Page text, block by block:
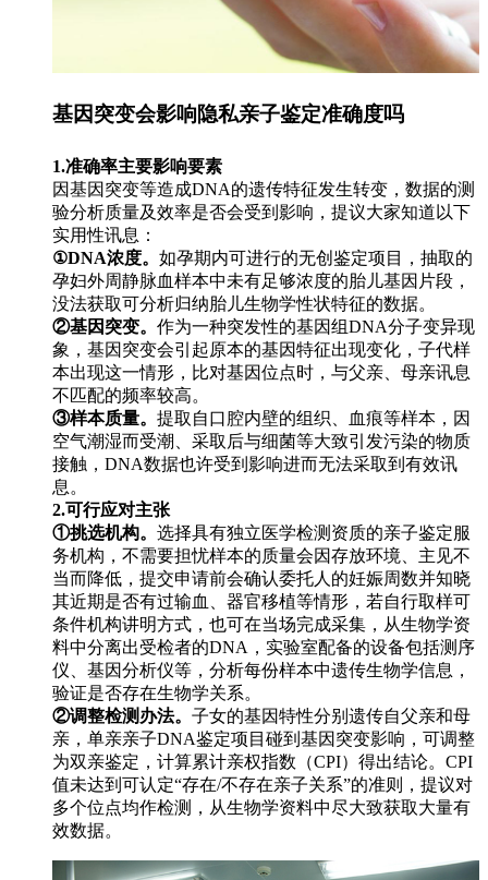
基因突变会影响隐私亲子鉴定准确度吗
1.准确率主要影响要素
因基因突变等造成DNA的遗传特征发生转变，数据的测
验分析质量及效率是否会受到影响，提议大家知道以下
实用性讯息：
①DNA浓度。 如孕期内可进行的无创鉴定项目，抽取的
孕妇外周静脉血样本中未有足够浓度的胎儿基因片段，
没法获取可分析归纳胎儿生物学性状特征的数据。
②基因突变。 作为一种突发性的基因组DNA分子变异现
象，基因突变会引起原本的基因特征出现变化，子代样
本出现这一情形，比对基因位点时，与父亲、母亲讯息
不匹配的频率较高。
③样本质量。 提取自口腔内壁的组织、血痕等样本，因
空气潮湿而受潮、采取后与细菌等大致引发污染的物质
接触，DNA数据也许受到影响进而无法采取到有效讯
息。
2.可行应对主张
①挑选机构。 选择具有独立医学检测资质的亲子鉴定服
务机构，不需要担忧样本的质量会因存放环境、主见不
当而降低，提交申请前会确认委托人的妊娠周数并知晓
其近期是否有过输血、器官移植等情形，若自行取样可
条件机构讲明方式，也可在当场完成采集，从生物学资
料中分离出受检者的DNA，实验室配备的设备包括测序
仪、基因分析仪等，分析每份样本中遗传生物学信息，
验证是否存在生物学关系。
②调整检测办法。 子女的基因特性分别遗传自父亲和母
亲，单亲亲子DNA鉴定项目碰到基因突变影响，可调整
为双亲鉴定，计算累计亲权指数（CPI）得出结论。CPI
值未达到可认定“存在/不存在亲子关系”的准则，提议对
多个位点均作检测，从生物学资料中尽大致获取大量有
效数据。